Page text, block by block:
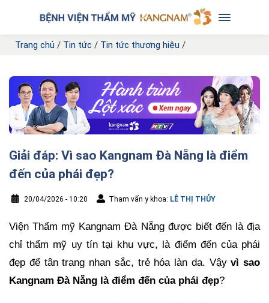
Trang chủ / Tin tức / Tin tức thương hiệu /
Giải đáp: Vì sao Kangnam Đà Nẵng là điểm
đến của phái đẹp?
20/04/2026 - 10:20 Tham vấn y khoa: LÊ THỊ THỦY
Viện Thẩm mỹ Kangnam Đà Nẵng được biết đến là địa
chỉ thẩm mỹ uy tín tại khu vực, là điểm đến của phái
đẹp để tân trang nhan sắc, trẻ hóa làn da. Vậyvì sao
Kangnam Đà Nẵng là điểm đến của phái đẹp?